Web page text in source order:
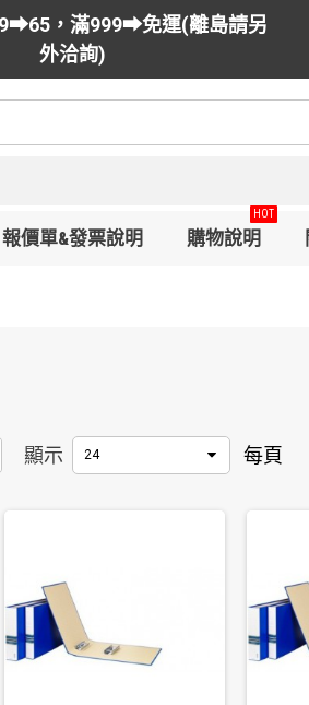
，滿999➡免運(離島請另
外洽詢)
報價單&發票說明 購物說明
HOT
顯示 24 每頁